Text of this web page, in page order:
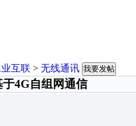
互联 > 无线通讯 我要发帖
4G自组网通信